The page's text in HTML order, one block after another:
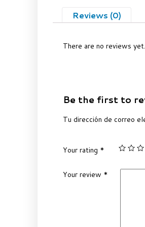
Reviews (0)
There are no reviews yet.
Be the first to
Tu dirección de correo
Your rating *
Your review *